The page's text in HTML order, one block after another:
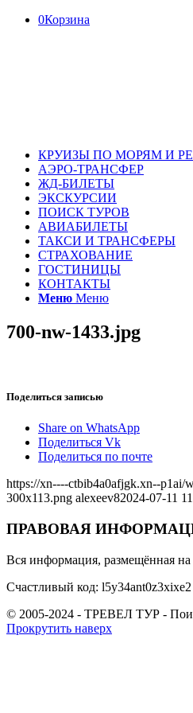
0Корзина
КРУИЗЫ ПО МОРЯМ И
АЭРО-ТРАНСФЕР
ЖД-БИЛЕТЫ
ЭКСКУРСИИ
ПОИСК ТУРОВ
АВИАБИЛЕТЫ
ТАКСИ И ТРАНСФЕРЫ
СТРАХОВАНИЕ
ГОСТИНИЦЫ
КОНТАКТЫ
Меню Меню
700-nw-1433.jpg
Поделиться записью
Share on WhatsApp
Поделиться Vk
Поделиться по почте
https://xn----ctbib4a0afjgk.xn--p1ai/
300x113.png alexeev82024-07-11
ПРАВОВАЯ
Вся информация, размещённая на
Счастливый код: l5y34ant0z3xixe2
© 2005-2024 - ТРЕВЕЛ ТУР -
Прокрутить наверх